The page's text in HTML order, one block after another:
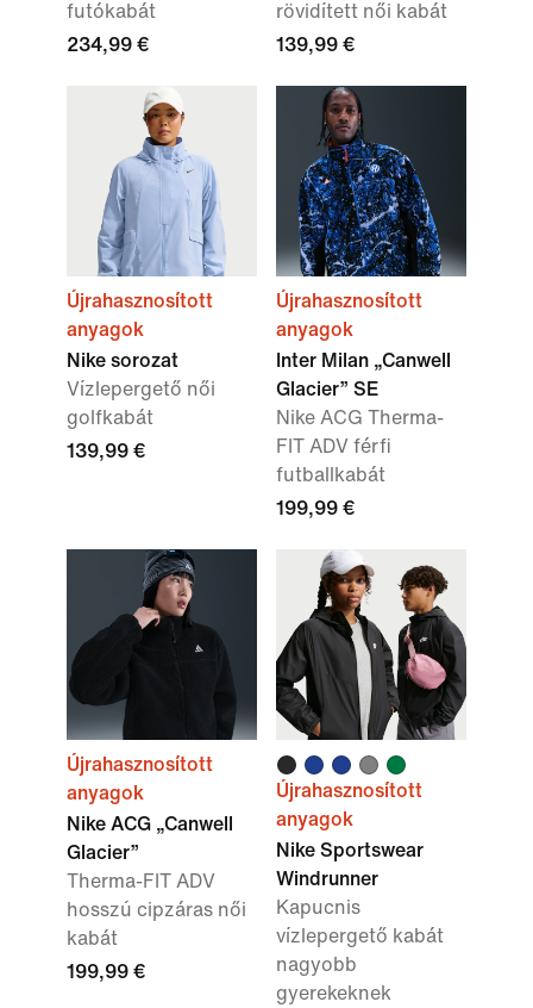
futókabát
234,99 €
rövidített női kabát
139,99 €
Újrahasznosított
anyagok
Nike sorozat
Vízlepergető női
golfkabát
139,99 €
Újrahasznosított
anyagok
Inter Milan „Canwell
Glacier” SE
Nike ACG Therma-
FIT ADV férfi
futballkabát
199,99 €
Újrahasznosított
anyagok
Nike ACG „Canwell
Glacier”
Therma-FIT ADV
hosszú cipzáras női
kabát
199,99 €
Újrahasznosított
anyagok
Nike Sportswear
Windrunner
Kapucnis
vízlepergető kabát
nagyobb
gyerekeknek